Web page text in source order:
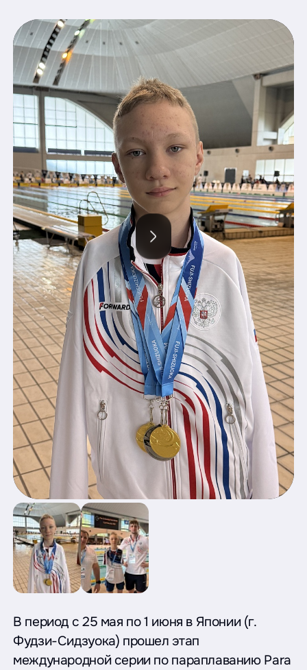
В период с 25 мая по 1 июня в Японии (г.
Фудзи-Сидзуока) прошел этап
международной серии по параплаванию Para